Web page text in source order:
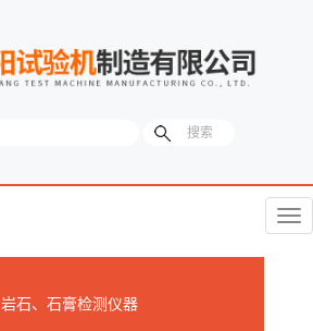
菜
岩石、石膏检测仪器